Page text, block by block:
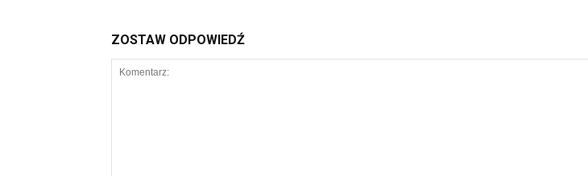
ZOSTAW ODPOWIEDŹ